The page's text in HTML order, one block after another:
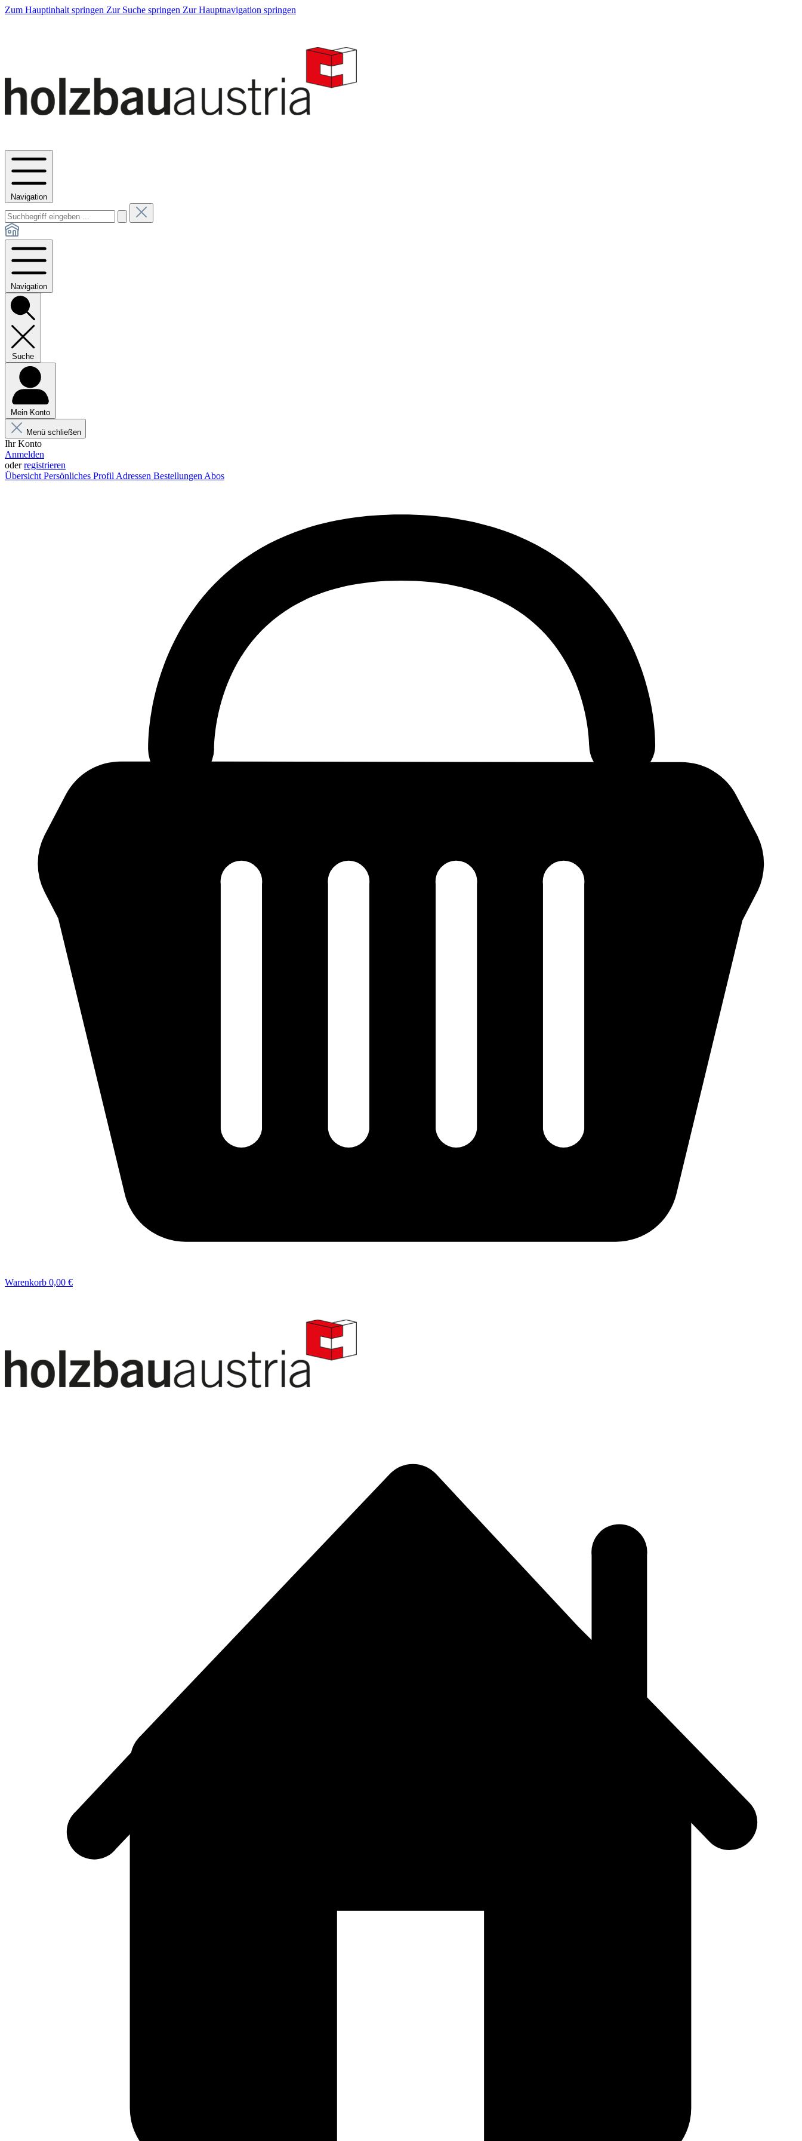
Zum Hauptinhalt springen Zur Suche springen Zur Hauptnavigation springen
Navigation
Navigation
Suche
Mein Konto
Menü schließen
Ihr Konto
Anmelden
oderregistrieren
Übersicht Persönliches Profil Adressen Bestellungen Abos
Warenkorb 0,00 €